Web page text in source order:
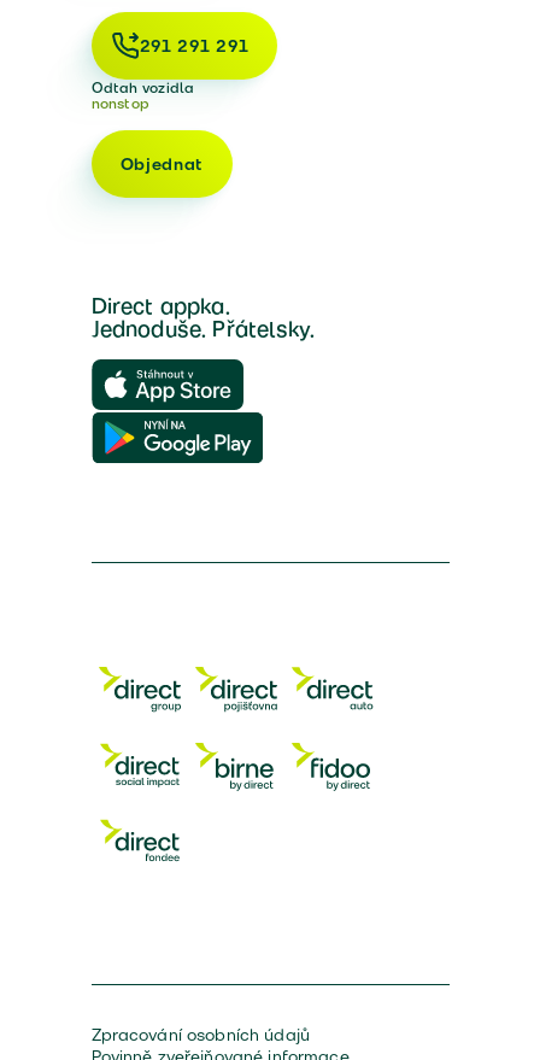
291 291 291
Odtah vozidla
nonstop
Objednat
Direct appka.
Jednoduše. Přátelsky.
Zpracování osobních údajů